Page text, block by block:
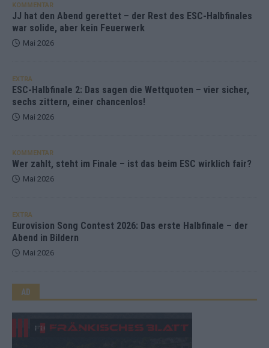
KOMMENTAR
JJ hat den Abend gerettet – der Rest des ESC-Halbfinales
war solide, aber kein Feuerwerk
Mai 2026
EXTRA
ESC-Halbfinale 2: Das sagen die Wettquoten – vier sicher,
sechs zittern, einer chancenlos!
Mai 2026
KOMMENTAR
Wer zahlt, steht im Finale – ist das beim ESC wirklich fair?
Mai 2026
EXTRA
Eurovision Song Contest 2026: Das erste Halbfinale – der
Abend in Bildern
Mai 2026
AD